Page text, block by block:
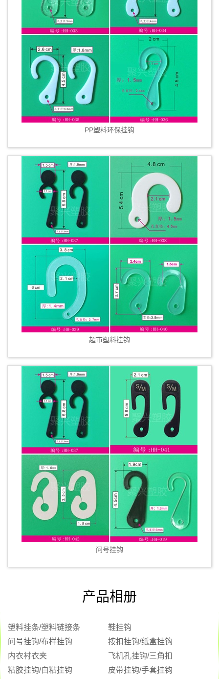
PP塑料环保挂钩
超市塑料挂钩
问号挂钩
产品相册
塑料挂条/塑料链接条
鞋挂钩
问号挂钩/布样挂钩
按扣挂钩/纸盒挂钩
内衣衬衣夹
飞机孔挂钩/三角扣
粘胶挂钩/自粘挂钩
皮带挂钩/手套挂钩